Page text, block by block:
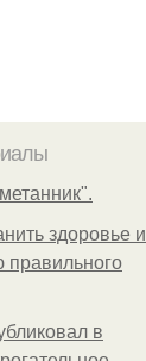
здоровье и
в